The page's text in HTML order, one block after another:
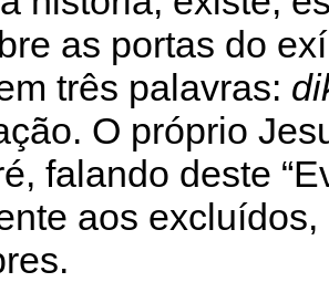
as portas do
três palavras:
O próprio
falando deste
aos